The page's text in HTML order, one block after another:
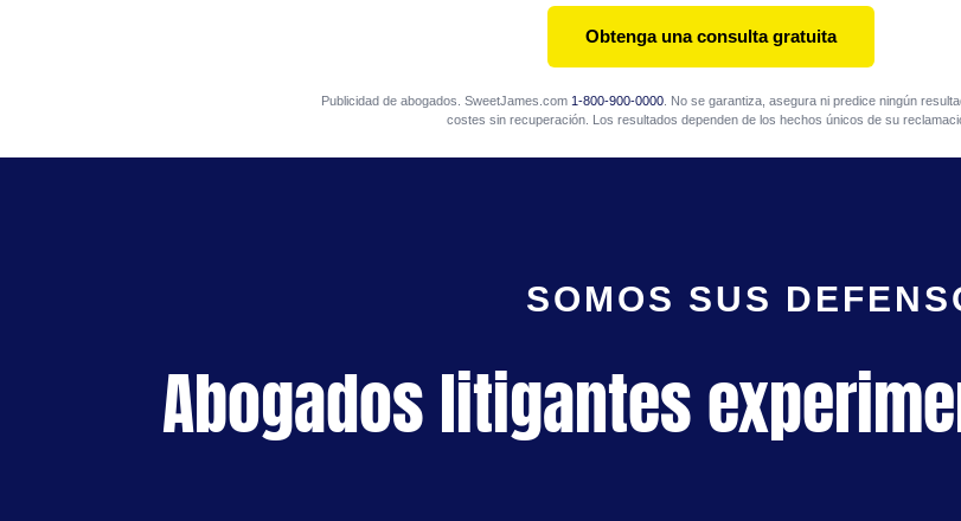
Obtenga una consulta gratuita
Publicidad de abogados. SweetJames.com 1-800-900-0000 . No se garantiza, asegura ni predice ningún
costes sin recuperación. Los resultados dependen de los hechos únicos de su
SOMOS SUS
Abogados litigantes